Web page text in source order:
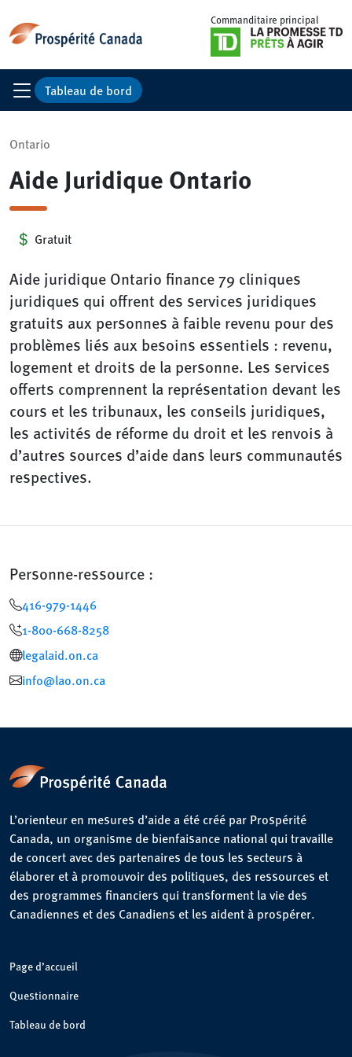
Commanditaire principal
Tableau de bord
Ontario
Aide Juridique Ontario
Gratuit
Aide juridique Ontario finance 79 cliniques
juridiques qui offrent des services juridiques
gratuits aux personnes à faible revenu pour des
problèmes liés aux besoins essentiels : revenu,
logement et droits de la personne. Les services
offerts comprennent la représentation devant les
cours et les tribunaux, les conseils juridiques,
les activités de réforme du droit et les renvois à
d’autres sources d’aide dans leurs communautés
respectives.
Personne-ressource :
416-979-1446
Téléphone sans frais
1-800-668-8258
legalaid.on.ca(
info@lao.on.ca
L’orienteur en mesures d’aide a été créé par Prospérité
Canada, un organisme de bienfaisance national qui travaille
de concert avec des partenaires de tous les secteurs à
élaborer et à promouvoir des politiques, des ressources et
des programmes financiers qui transforment la vie des
Canadiennes et des Canadiens et les aident à prospérer.
Page d’accueil
Questionnaire
Tableau de bord